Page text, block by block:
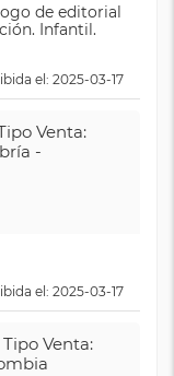
de editorial
Infantil.
el: 2025-03-17
Venta:
-
el: 2025-03-17
Tipo Venta: